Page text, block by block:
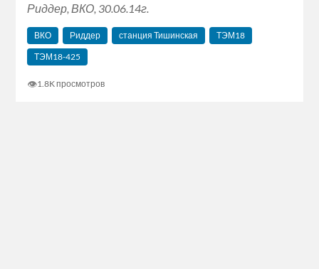
Риддер, ВКО, 30.06.14г.
ВКО Риддер станция Тишинская
ТЭМ18
ТЭМ18-425
👁1.8K просмотров